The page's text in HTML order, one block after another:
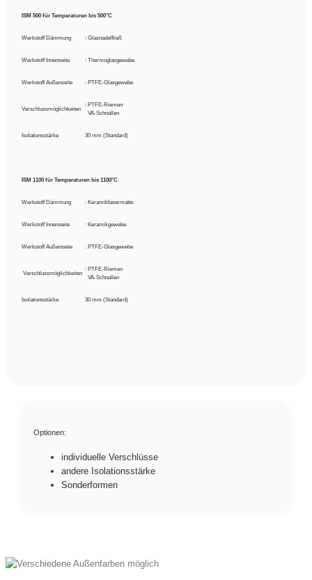
ISM 500 für Temperaturen bis 500°C
Werkstoff Dämmung : Glasnadelfließ
Werkstoff Innenseite : Thermoglasgewebe
Werkstoff Außenseite : PTFE-Glasgewebe
Verschlussmöglichkeiten
: PTFE-Riemen
VA-Schnallen
Isolationsstärke 30 mm (Standard)
ISM 1100 für Temperaturen bis 1100°C
Werkstoff Dämmung : Keramikfasermatte
Werkstoff Innenseite : Keramikgewebe
Werkstoff Außenseite : PTFE-Glasgewebe
Verschlussmöglichkeiten
: PTFE-Riemen
VA-Schnallen
Isolationsstärke 30 mm (Standard)
Optionen:
individuelle Verschlüsse
andere Isolationsstärke
Sonderformen